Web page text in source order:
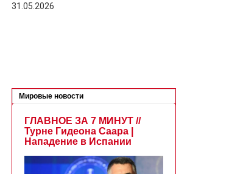
31.05.2026